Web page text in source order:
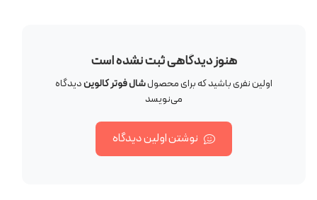
هنوز دیدگاهی ثبت نشده است
اولین نفری باشید که برای محصولشال فوتر کالویندیدگاه
می‌نویسد
نوشتن اولین دیدگاه